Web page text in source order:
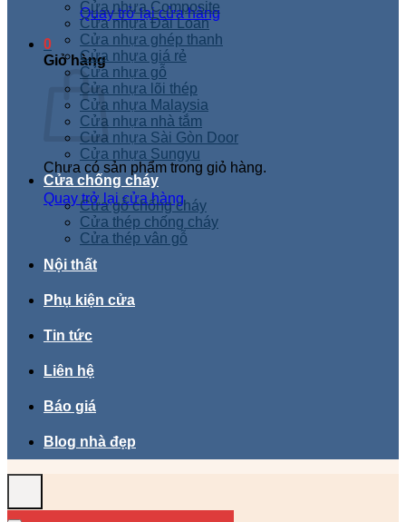
Quay trở lại cửa hàng
0
Giỏ hàng
Chưa có sản phẩm trong giỏ hàng.
Quay trở lại cửa hàng
Cửa nhựa Composite
Cửa nhựa Đài Loan
Cửa nhựa ghép thanh
Cửa nhựa giá rẻ
Cửa nhựa gỗ
Cửa nhựa lõi thép
Cửa nhựa Malaysia
Cửa nhựa nhà tắm
Cửa nhựa Sài Gòn Door
Cửa nhựa Sungyu
Cửa chống cháy
Cửa gỗ chống cháy
Cửa thép chống cháy
Cửa thép vân gỗ
Nội thất
Phụ kiện cửa
Tin tức
Liên hệ
Báo giá
Blog nhà đẹp